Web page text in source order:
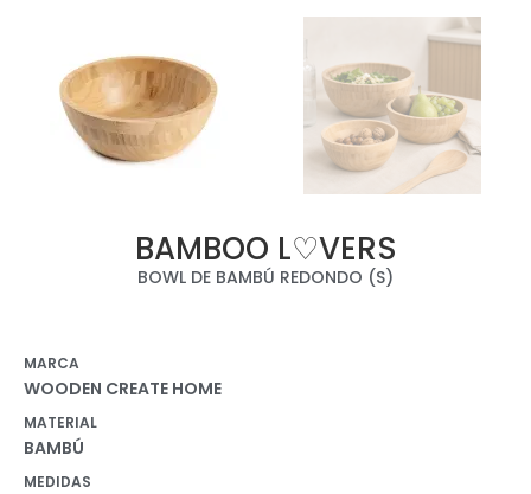
BAMBOO L♡VERS
BOWL DE BAMBÚ REDONDO (S)
MARCA
WOODEN CREATE HOME
MATERIAL
BAMBÚ
MEDIDAS